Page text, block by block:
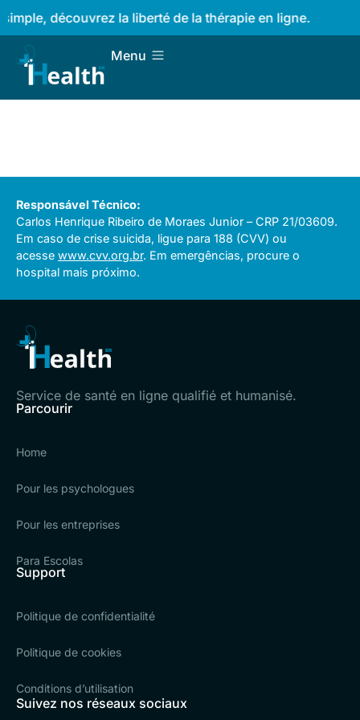
découvrez la liberté de la thérapie en ligne.
Menu
Responsável Técnico:
Carlos Henrique Ribeiro de Moraes Junior – CRP 21/03609.
Em caso de crise suicida, ligue para 188 (CVV) ou
acesse www.cvv.org.br. Em emergências, procure o
hospital mais próximo.
Service de santé en ligne qualifié et humanisé.
Parcourir
Home
Pour les psychologues
Pour les entreprises
Para Escolas
Support
Politique de confidentialité
Politique de cookies
Conditions d’utilisation
Suivez nos réseaux sociaux